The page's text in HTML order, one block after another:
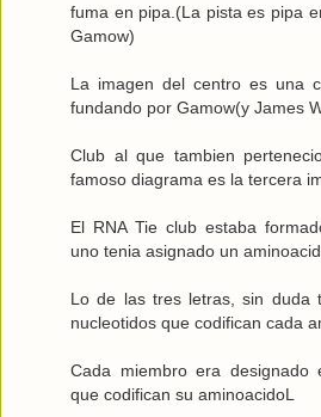
fuma en pipa.(La pista es pipa
Gamow)
La imagen del centro es una
fundando por Gamow(y James
Club al que tambien
famoso diagrama es la tercera
El RNA Tie club estaba
uno tenia asignado un
Lo de las tres letras, sin duda
nucleotidos que codifican cada
Cada miembro era designado
que codifican su aminoacidoL